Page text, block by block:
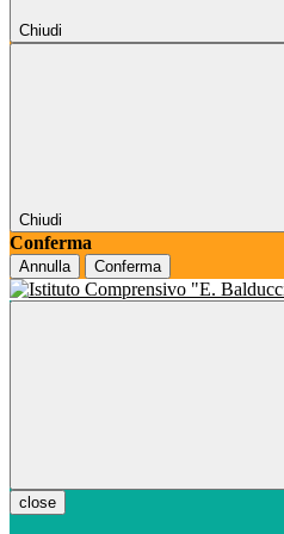
Chiudi
Chiudi
Conferma
Annulla Conferma
close